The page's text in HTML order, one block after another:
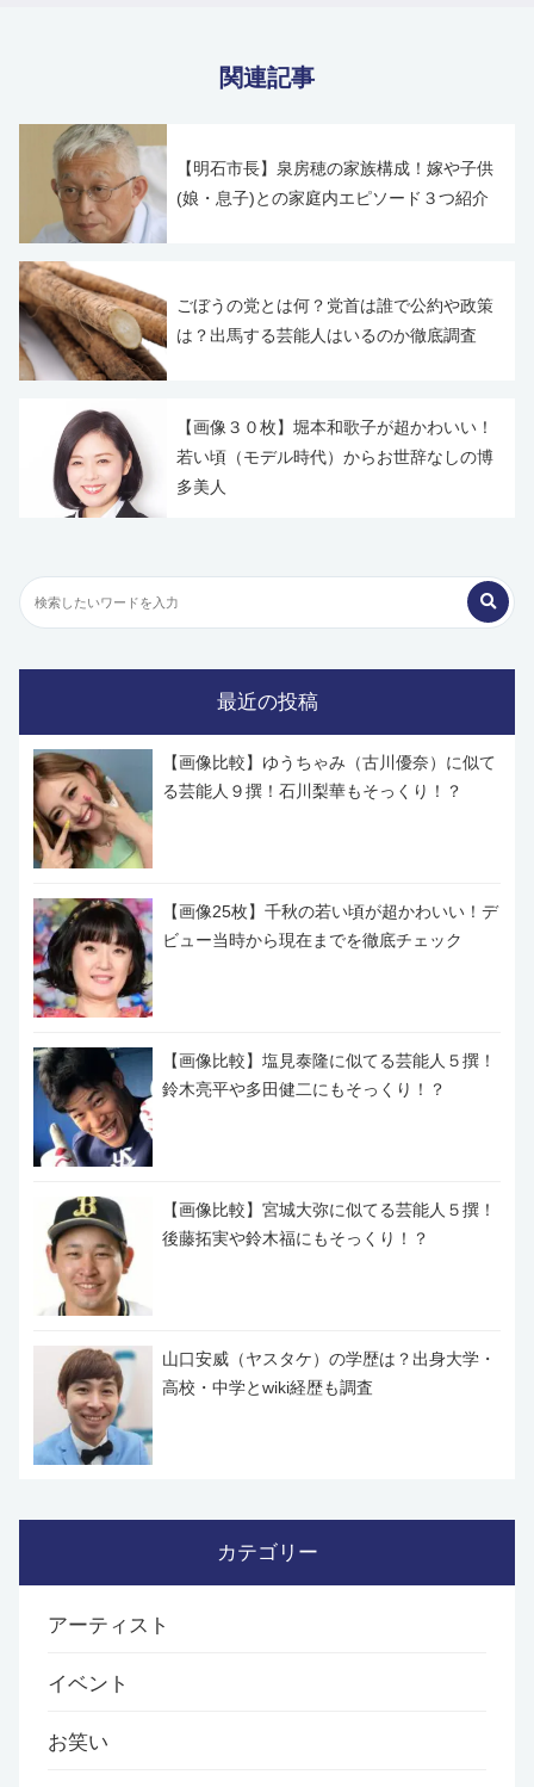
関連記事
【明石市長】泉房穂の家族構成！嫁や子供
(娘・息子)との家庭内エピソード３つ紹介
ごぼうの党とは何？党首は誰で公約や政策
は？出馬する芸能人はいるのか徹底調査
【画像３０枚】堀本和歌子が超かわいい！
若い頃（モデル時代）からお世辞なしの博
多美人
最近の投稿
【画像比較】ゆうちゃみ（古川優奈）に似て
る芸能人９撰！石川梨華もそっくり！？
【画像25枚】千秋の若い頃が超かわいい！デ
ビュー当時から現在までを徹底チェック
【画像比較】塩見泰隆に似てる芸能人５撰！
鈴木亮平や多田健二にもそっくり！？
【画像比較】宮城大弥に似てる芸能人５撰！
後藤拓実や鈴木福にもそっくり！？
山口安威（ヤスタケ）の学歴は？出身大学・
高校・中学とwiki経歴も調査
カテゴリー
アーティスト
イベント
お笑い